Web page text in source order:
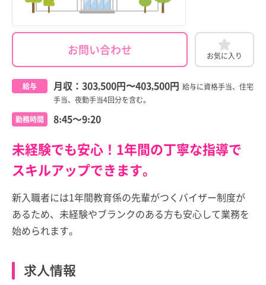
お問い合わせ お気に入り
給与 月収： 303,500円〜403,500円 給与に資格手当、住宅
手当、夜勤手当4回分を含む。
勤務時間
8:45～9:20
未経験でも安心！1年間の丁寧な指導で
スキルアップできます。
新入職者には1年間教育係の先輩がつくバイザー制度が
あるため、未経験やブランクのある方も安心して業務を
始められます。
求人情報